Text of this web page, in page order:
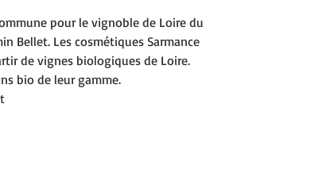
pour le vignoble de Loire du
Bellet. Les cosmétiques Sarmance
de vignes biologiques de Loire.
bio de leur gamme.